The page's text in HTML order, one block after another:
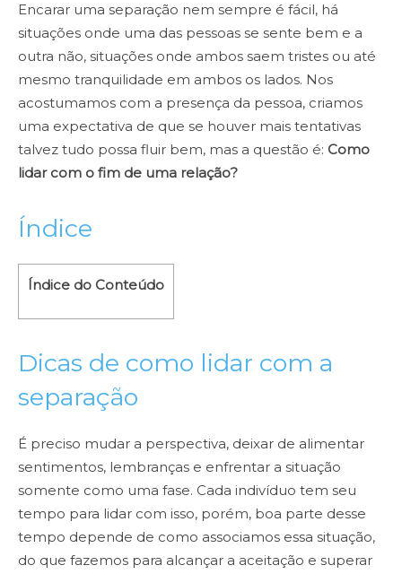
Encarar uma separação nem sempre é fácil, há
situações onde uma das pessoas se sente bem e a
outra não, situações onde ambos saem tristes ou até
mesmo tranquilidade em ambos os lados. Nos
acostumamos com a presença da pessoa, criamos
uma expectativa de que se houver mais tentativas
talvez tudo possa fluir bem, mas a questão é: Como
lidar com o fim de uma relação?
Índice
Índice do Conteúdo
Dicas de como lidar com a
separação
É preciso mudar a perspectiva, deixar de alimentar
sentimentos, lembranças e enfrentar a situação
somente como uma fase. Cada indivíduo tem seu
tempo para lidar com isso, porém, boa parte desse
tempo depende de como associamos essa situação,
do que fazemos para alcançar a aceitação e superar